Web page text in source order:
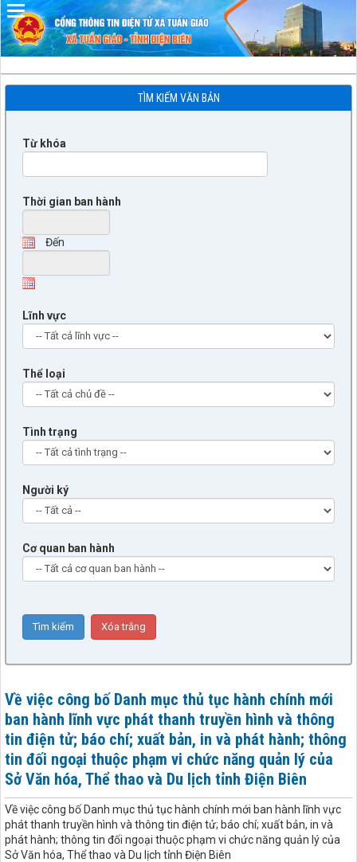
TÌM KIẾM VĂN BẢN
Từ khóa
Thời gian ban hành
Đến
Lĩnh vực
Thể loại
Tình trạng
Người ký
Cơ quan ban hành
Về việc công bố Danh mục thủ tục hành chính mới
ban hành lĩnh vực phát thanh truyền hình và thông
tin điện tử; báo chí; xuất bản, in và phát hành; thông
tin đối ngoại thuộc phạm vi chức năng quản lý của
Sở Văn hóa, Thể thao và Du lịch tỉnh Điện Biên
Về việc công bố Danh mục thủ tục hành chính mới ban hành lĩnh vực
phát thanh truyền hình và thông tin điện tử; báo chí; xuất bản, in và
phát hành; thông tin đối ngoại thuộc phạm vi chức năng quản lý của
Sở Văn hóa, Thể thao và Du lịch tỉnh Điện Biên
Đã kết nối EMC